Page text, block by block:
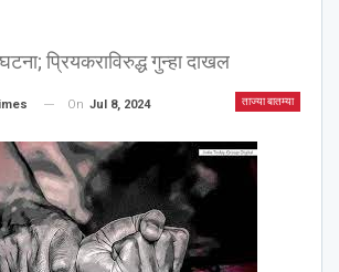
प्रियकराविरुद्ध गुन्हा दाखल
ताज्या बातम्या
On Jul 8, 2024